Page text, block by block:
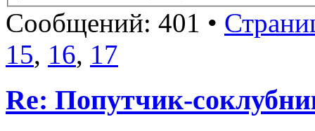
Сообщений: 401 •
15, 16, 17
Re: Попутчик-